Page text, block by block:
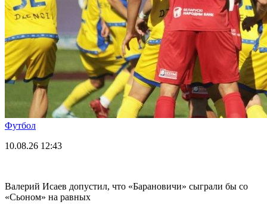
Футбол
10.08.26 12:43
Валерий Исаев допустил, что «Барановичи» сыграли бы со
«Сьоном» на равных